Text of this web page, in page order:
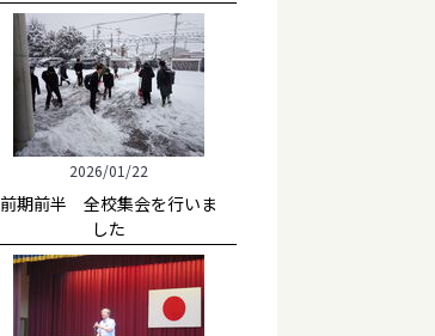
2026/01/22
前期前半 全校集会を行いま
した